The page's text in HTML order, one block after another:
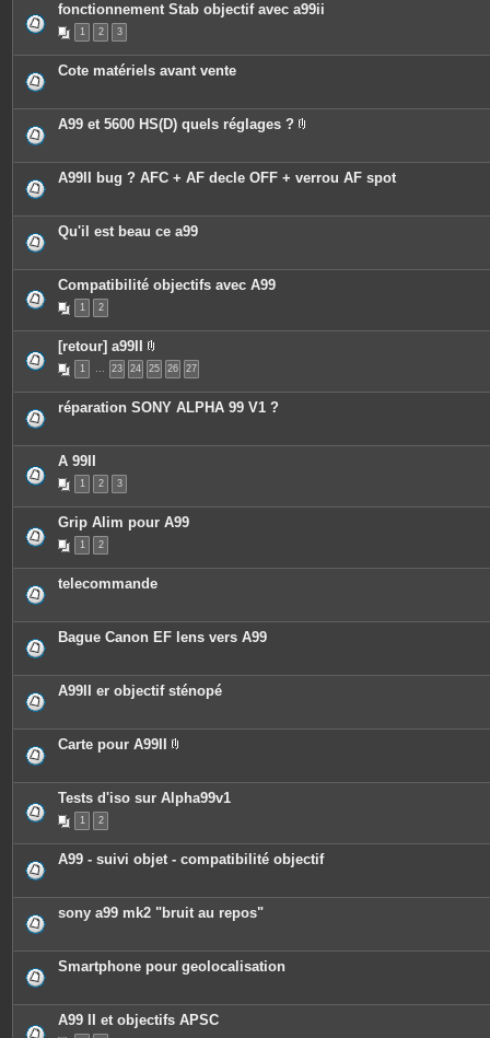
fonctionnement Stab objectif avec a99ii
1 2 3
Cote matériels avant vente
A99 et 5600 HS(D) quels réglages ?
è
c
j
t
A99II bug ? AFC + AF decle OFF + verrou AF spot
Qu'il est beau ce a99
Compatibilité objectifs avec A99
1 2
[retour] a99II
P
i
c
e
o
1 … 23 24 25 26 27
réparation SONY ALPHA 99 V1 ?
A 99II
1 2 3
Grip Alim pour A99
1 2
telecommande
Bague Canon EF lens vers A99
A99II er objectif sténopé
Carte pour A99II
è
c
o
e
s
Tests d'iso sur Alpha99v1
1 2
A99 - suivi objet - compatibilité objectif
sony a99 mk2 "bruit au repos"
Smartphone pour geolocalisation
A99 II et objectifs APSC